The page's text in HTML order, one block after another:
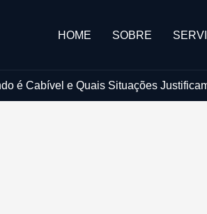
HOME SOBRE
é Cabível e Quais Situações